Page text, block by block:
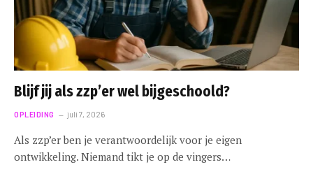
Blijf jij als zzp’er wel bijgeschoold?
OPLEIDING juli 7, 2026
Als zzp’er ben je verantwoordelijk voor je eigen
ontwikkeling. Niemand tikt je op de vingers…